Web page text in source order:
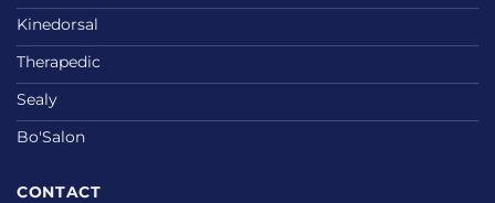
Kinedorsal
Therapedic
Sealy
Bo'Salon
CONTACT